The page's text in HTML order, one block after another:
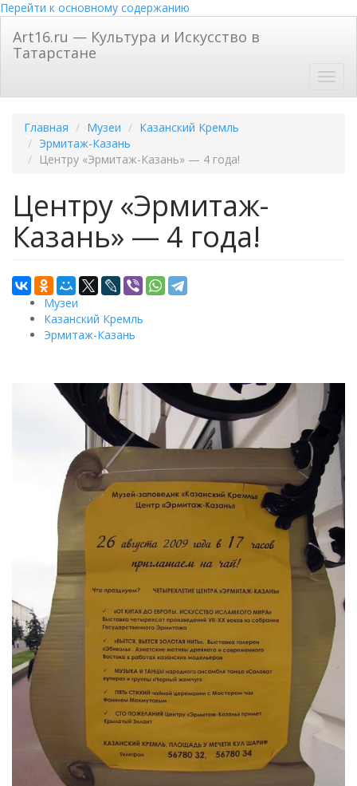
Перейти к основному содержанию
Art16.ru — Культура и Искусство в
Татарстане
Главная Музеи
Казанский Кремль
Эрмитаж-Казань
Центру «Эрмитаж-Казань» — 4 года!
Центру «Эрмитаж-
Казань» — 4 года!
Музеи
Казанский Кремль
Эрмитаж-Казань